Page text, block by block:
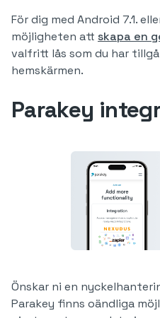
För dig med Android 7.1.
möjligheten att skapa en
valfritt lås som du har
hemskärmen.
Parakey
Önskar ni en
Parakey finns oändliga